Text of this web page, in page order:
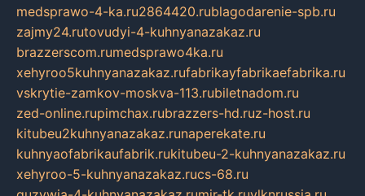
medsprawo-4-ka.ru2864420.rublagodarenie-spb.ru
zajmy24.rutovudyi-4-kuhnyanazakaz.ru
brazzerscom.rumedsprawo4ka.ru
xehyroo5kuhnyanazakaz.rufabrikayfabrikaefabrika.ru
vskrytie-zamkov-moskva-113.rubiletnadom.ru
zed-online.rupimchax.rubrazzers-hd.ruz-host.ru
kitubeu2kuhnyanazakaz.runaperekate.ru
kuhnyaofabrikaufabrik.rukitubeu-2-kuhnyanazakaz.ru
xehyroo-5-kuhnyanazakaz.rucs-68.ru